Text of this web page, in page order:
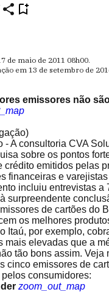
de maio de 2011 08h00.
em 13 de setembro de
emissores não
- A consultoria CVA
sobre os pontos
crédito emitidos pelas
financeiras e
incluiu entrevistas a
surpreendente
de cartões do
os melhores
Itaú, por exemplo,
mais elevadas que a
tão bons assim. Veja
cinco emissores de
consumidores:
zoom_out_map